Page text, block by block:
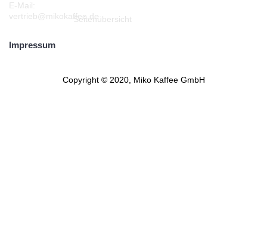
E-Mail:
vertrieb@mikokaffee.deSeitenübersicht
Impressum
Copyright © 2020, Miko Kaffee GmbH